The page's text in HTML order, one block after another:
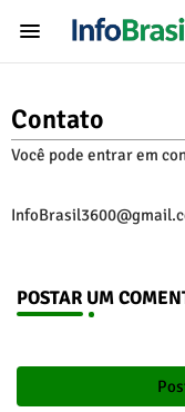
Contato
Você pode entrar em
POSTAR UM